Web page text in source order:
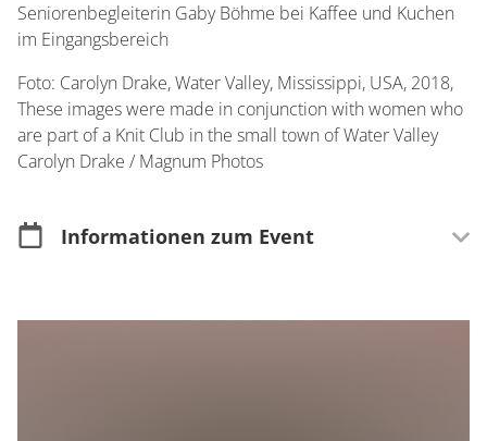
Seniorenbegleiterin Gaby Böhme bei Kaffee und Kuchen
im Eingangsbereich
Foto: Carolyn Drake, Water Valley, Mississippi, USA, 2018,
These images were made in conjunction with women who
are part of a Knit Club in the small town of Water Valley
Carolyn Drake / Magnum Photos
Informationen zum Event